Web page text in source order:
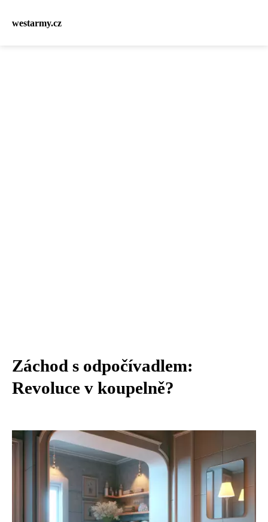
westarmy.cz
Záchod s odpočívadlem:
Revoluce v koupelně?